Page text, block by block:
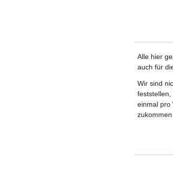
Alle hier
auch für
Wir sind
feststellen,
einmal pro
zukommen